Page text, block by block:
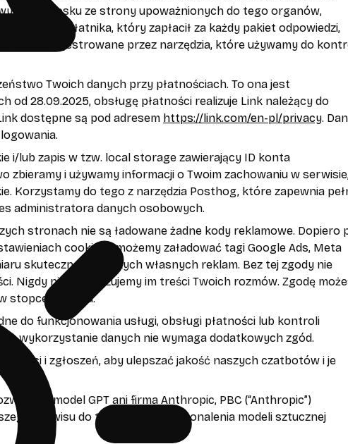
wniosku ze strony upoważnionych do tego organów,
z danymi płatnika, który zapłacił za każdy pakiet odpowiedzi,
IP są też rejestrowane przez narzędzia, które używamy do
Twoich danych przy płatnościach. To ona jest
28.09.2025, obsługę płatności realizuje Link należący do
dostępne są pod adresem https://link.com/en-pl/privacy.
i/lub zapis w tzw. local storage zawierający ID konta
i używamy informacji o Twoim zachowaniu w
Korzystamy do tego z narzędzia Posthog, które zapewnia
administratora danych osobowych.
stronach nie są ładowane żadne kody reklamowe. Dopiero
cookies”) możemy załadować tagi Google Ads, Meta
skuteczności naszych własnych reklam. Bez tej zgody nie
Nigdy nie przekazujemy im treści Twoich rozmów. Zgodę
stopce serwisu.
do funkcjonowania usługi, obsługi płatności lub kontroli
wykorzystanie danych nie wymaga dodatkowych zgód.
i zgłoszeń, aby ulepszać jakość naszych czatbotów i je
model GPT ani firma Anthropic, PBC (“Anthropic”)
serwisu do trenowania i doskonalenia modeli sztucznej